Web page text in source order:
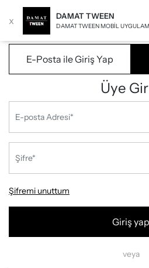
x DAMAT TWEEN
DAMAT TWEEN MOBIL
E-Posta ile Giriş Yap
Üye
Şifremi unuttum
Giriş yap
veya